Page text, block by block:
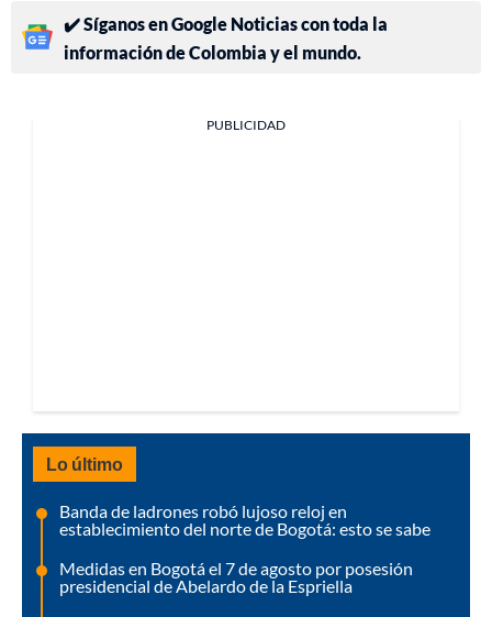
✔️ Síganos en Google Noticias con toda la
información de Colombia y el mundo.
PUBLICIDAD
Lo último
Banda de ladrones robó lujoso reloj en
establecimiento del norte de Bogotá: esto se sabe
Medidas en Bogotá el 7 de agosto por posesión
presidencial de Abelardo de la Espriella